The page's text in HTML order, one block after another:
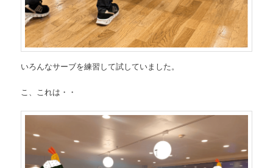
いろんなサーブを練習して試していました。
こ、これは・・